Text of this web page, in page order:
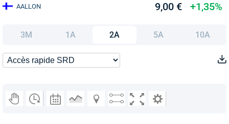
AALLON 9,00 € +1,35%
3M 1A 2A 5A 10A